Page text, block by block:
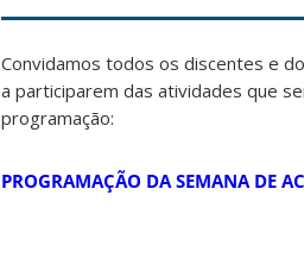
Convidamos todos os discentes e
a participarem das atividades que
programação:
PROGRAMAÇÃO DA SEMANA DE